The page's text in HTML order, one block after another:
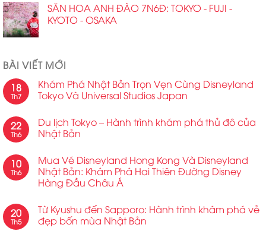
SĂN HOA ANH ĐÀO 7N6Đ: TOKYO - FUJI -
KYOTO - OSAKA
BÀI VIẾT MỚI
18
Th7
Khám Phá Nhật Bản Trọn Vẹn Cùng Disneyland
Tokyo Và Universal Studios Japan
22
Th6
Du lịch Tokyo – Hành trình khám phá thủ đô của
Nhật Bản
10
Th6
Mua Vé Disneyland Hong Kong Và Disneyland
Nhật Bản: Khám Phá Hai Thiên Đường Disney
Hàng Đầu Châu Á
20
Th5
Từ Kyushu đến Sapporo: Hành trình khám phá vẻ
đẹp bốn mùa Nhật Bản